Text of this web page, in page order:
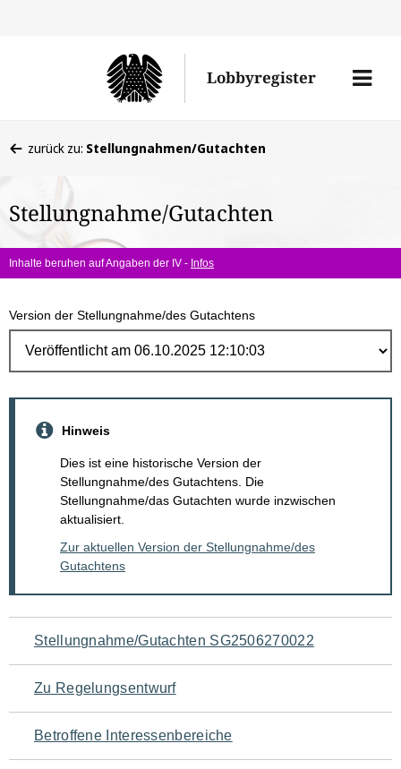
Lobbyregister
Menü
befinden
hier:
zurück zu: Stellungnahmen/Gutachten
Stellungnahme/Gutachten
Inhalte beruhen auf Angaben der IV - Infos
Version der Stellungnahme/des Gutachtens
Hinweis
Dies ist eine historische Version der
Stellungnahme/des Gutachtens. Die
Stellungnahme/das Gutachten wurde inzwischen
aktualisiert.
Zur aktuellen Version der Stellungnahme/des
Gutachtens
Navigation
für
den
Seiteninhalt
Stellungnahme/Gutachten SG2506270022
Zu Regelungsentwurf
Betroffene Interessenbereiche